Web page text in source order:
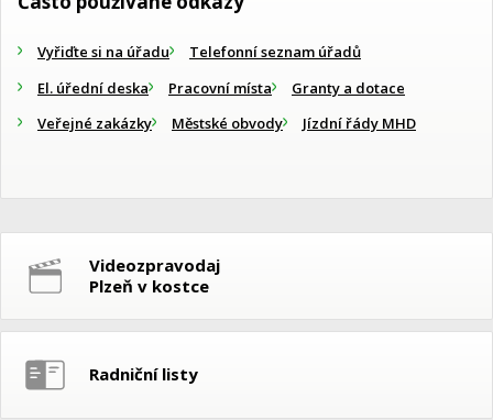
Vyřiďte si na úřadu
Telefonní seznam úřadů
El. úřední deska
Pracovní místa
Granty a dotace
Veřejné zakázky
Městské obvody Jízdní řády MHD
Videozpravodaj
Plzeň v kostce
Radniční listy